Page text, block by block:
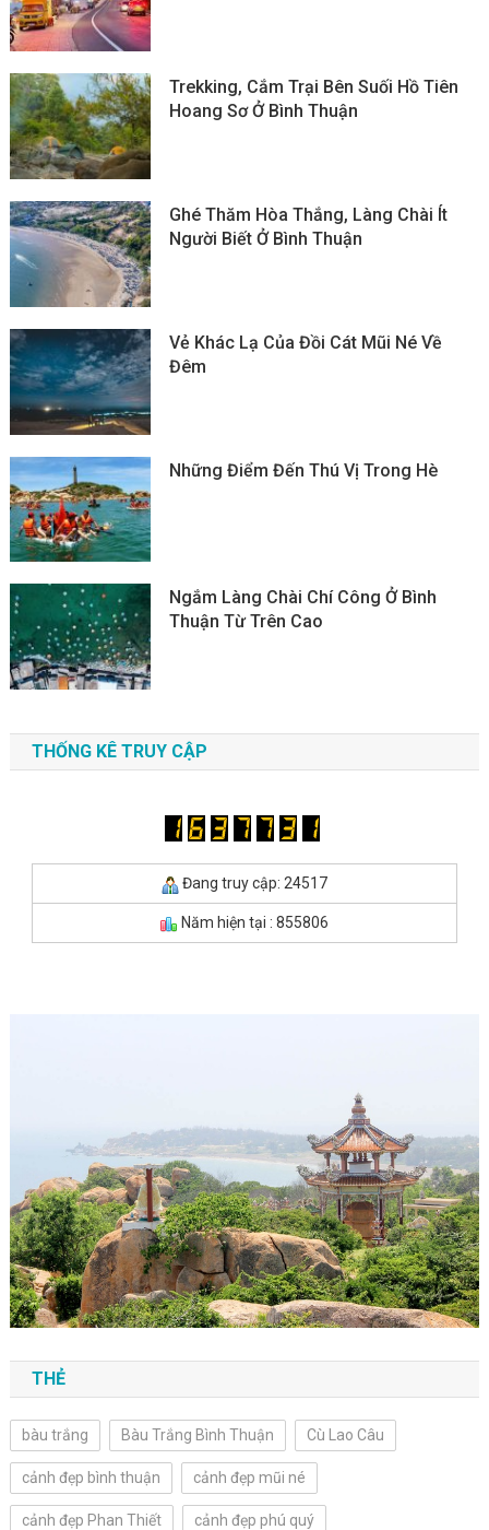
Trekking, Cắm Trại Bên Suối Hồ Tiên
Hoang Sơ Ở Bình Thuận
Ghé Thăm Hòa Thắng, Làng Chài Ít
Người Biết Ở Bình Thuận
Vẻ Khác Lạ Của Đồi Cát Mũi Né Về
Đêm
Những Điểm Đến Thú Vị Trong Hè
Ngắm Làng Chài Chí Công Ở Bình
Thuận Từ Trên Cao
THỐNG KÊ TRUY CẬP
Đang truy cập: 24517
Năm hiện tại : 855806
THẺ
bàu trắng Bàu Trắng Bình Thuận Cù Lao Câu
cảnh đẹp bình thuận cảnh đẹp mũi né
cảnh đẹp Phan Thiết cảnh đẹp phú quý